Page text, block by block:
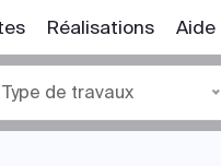
Réalisations Aide
Type de travaux